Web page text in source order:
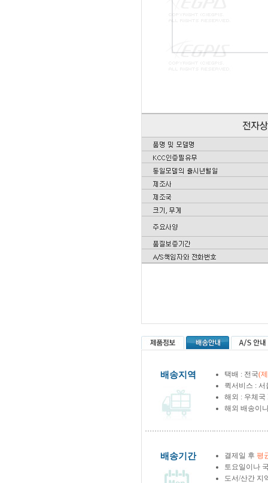
배송지역 택배 : 전국(
퀵서비스 :
해외 : 우체국
해외 배송이
배송기간 결제일 후 평
토요일이나
도서/산간 지